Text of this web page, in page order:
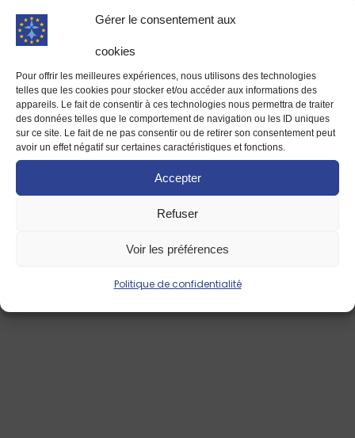
Gérer le consentement aux
cookies
Pour offrir les meilleures expériences, nous utilisons des technologies
telles que les cookies pour stocker et/ou accéder aux informations des
appareils. Le fait de consentir à ces technologies nous permettra de traiter
des données telles que le comportement de navigation ou les ID uniques
sur ce site. Le fait de ne pas consentir ou de retirer son consentement peut
avoir un effet négatif sur certaines caractéristiques et fonctions.
Accepter
Refuser
Voir les préférences
Politique de confidentialité